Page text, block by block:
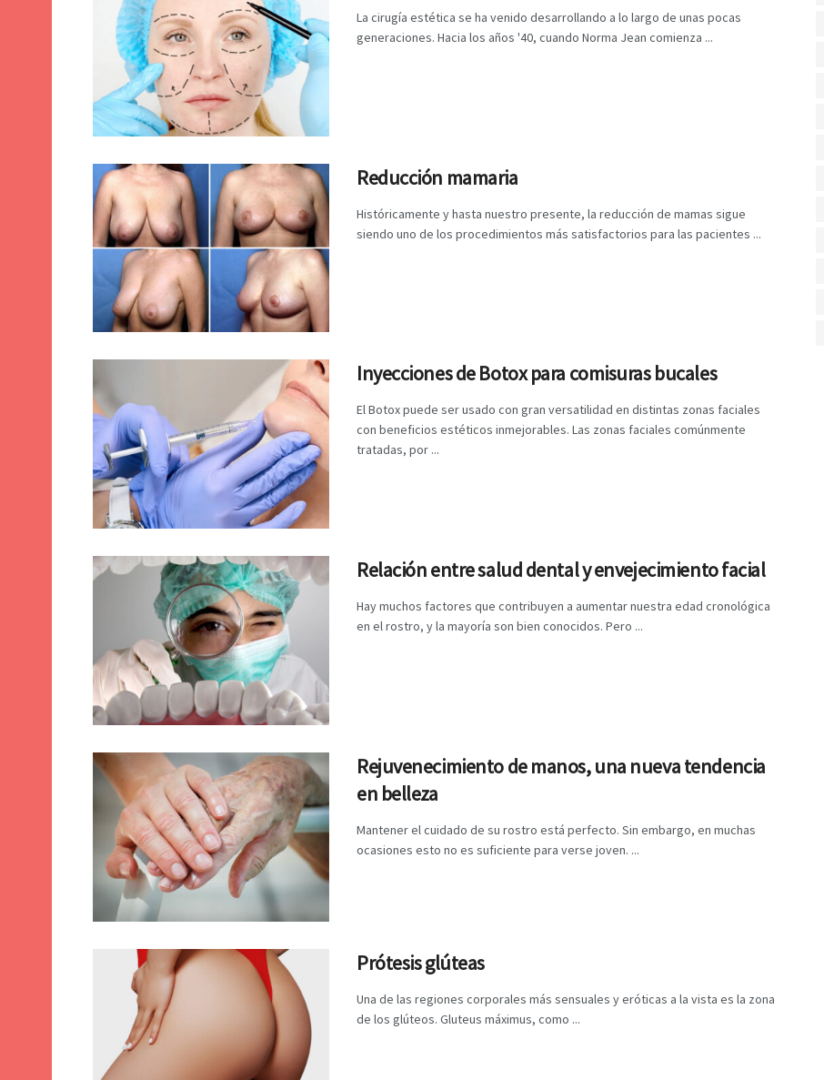
La cirugía estética se ha venido desarrollando a lo largo de unas pocas
generaciones. Hacia los años '40, cuando Norma Jean comienza ...
Reducción mamaria
Históricamente y hasta nuestro presente, la reducción de mamas sigue
siendo uno de los procedimientos más satisfactorios para las pacientes ...
Inyecciones de Botox para comisuras bucales
El Botox puede ser usado con gran versatilidad en distintas zonas faciales
con beneficios estéticos inmejorables. Las zonas faciales comúnmente
tratadas, por ...
Relación entre salud dental y envejecimiento facial
Hay muchos factores que contribuyen a aumentar nuestra edad cronológica
en el rostro, y la mayoría son bien conocidos. Pero ...
Rejuvenecimiento de manos, una nueva tendencia
en belleza
Mantener el cuidado de su rostro está perfecto. Sin embargo, en muchas
ocasiones esto no es suficiente para verse joven. ...
Prótesis glúteas
Una de las regiones corporales más sensuales y eróticas a la vista es la zona
de los glúteos. Gluteus máximus, como ...